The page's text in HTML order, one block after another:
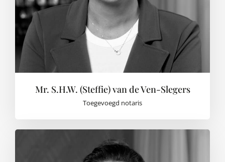
Mr. S.H.W. (Steffie) van de Ven-Slegers
Toegevoegd notaris